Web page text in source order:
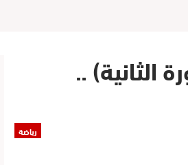
الثانية) ..
رياضة